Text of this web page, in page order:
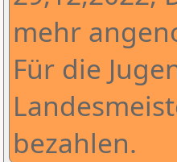
mehr
Für die
bezahlen.